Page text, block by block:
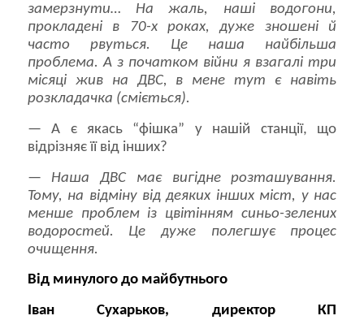
замерзнути… На жаль, наші водогони,
прокладені в 70-х роках, дуже зношені й
часто рвуться. Це наша найбільша
проблема. А з початком війни я взагалі три
місяці жив на ДВС, в мене тут є навіть
розкладачка (сміється).
— А є якась “фішка” у нашій станції, що
відрізняє її від інших?
— Наша ДВС має вигідне розташування.
Тому, на відміну від деяких інших міст, у нас
менше проблем із цвітінням синьо-зелених
водоростей. Це дуже полегшує процес
очищення.
Від минулого до майбутнього
Іван Сухарьков, директор КП